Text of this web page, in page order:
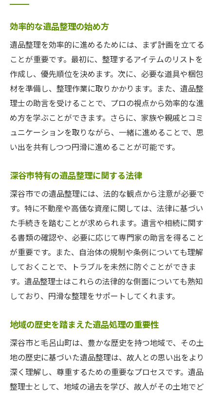
毛呂山町における遺品整理の流れ
地域コミュニティとの連携の大切さ
毛呂山町での環境に配慮した整理方法
地域特有の文化を尊重した遺品整理
遺品整理士が伝えるトラブル回避の知恵
毛呂山町での遺品整理における法的注意点
深谷市と毛呂山町における遺品整理士の役割と
は
遺品整理士の資格とその重要性
地域密着型のサービス提供の意義
顧客との信頼関係構築の方法
遺族の心に寄り添う整理士の役割
遺品整理士が提供する地域社会への貢献
思い出を大切にするための遺品整理の心構え
故人の意向を尊重した整理の進め方
感情の整理をサポートするプロの技術
遺族の負担を軽減するための工夫
思い出を形に残すための方法
遺品整理を通じた家族のつながりの強化
遺品整理を成功させるための手順とコツ
計画的な整理のためのステップ
効率的な遺品整理の始め方
遺品整理を効率的に進めるためには、まず計画を立てる
ことが重要です。最初に、整理するアイテムのリストを
作成し、優先順位を決めます。次に、必要な道具や梱包
材を準備し、整理作業に取りかかります。また、遺品整
理士の助言を受けることで、プロの視点から効率的な進
め方を学ぶことができます。さらに、家族や親戚とコミ
ュニケーションを取りながら、一緒に進めることで、思
い出を共有しつつ円滑に進めることが可能です。
深谷市特有の遺品整理に関する法律
深谷市での遺品整理には、法的な観点から注意が必要で
す。特に不動産や高価な資産に関しては、法律に基づい
た手続きを踏むことが求められます。遺言や相続に関す
る書類の確認や、必要に応じて専門家の助言を得ること
が重要です。また、自治体の規制や条例についても理解
しておくことで、トラブルを未然に防ぐことができま
す。遺品整理士はこれらの法律的な側面についても熟知
しており、円滑な整理をサポートしてくれます。
地域の歴史を踏まえた遺品処理の重要性
深谷市と毛呂山町は、豊かな歴史を持つ地域で、その土
地の歴史に基づいた遺品整理は、故人との思い出をより
深く理解し、尊重するための重要なプロセスです。遺品
整理士として、地域の過去を学び、故人がその土地でど